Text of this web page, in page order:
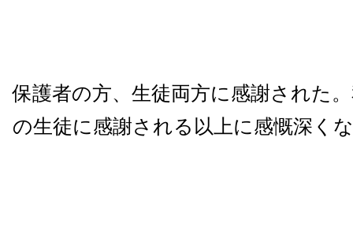
保護者の方、生徒両方に感謝された
の生徒に感謝される以上に感慨深く